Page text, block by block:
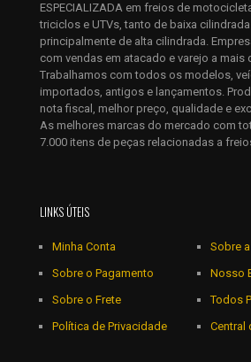
Salvar meus dados neste navegador
eu comentar.
ESPECIALIZADA em freios de
triciclos e UTVs, tanto de baixa
principalmente de alta cilindrada.
com vendas em atacado e varejo a mais
Trabalhamos com todos os modelos,
importados, antigos e lançamentos.
nota fiscal, melhor preço, qualidade e
As melhores marcas do mercado com
7.000 itens de peças relacionadas a
LINKS ÚTEIS
Minha Conta
Sobre o Pagamento
Sobre o Frete
Política de Privacidade
Sobre
Nosso
Todos
Central